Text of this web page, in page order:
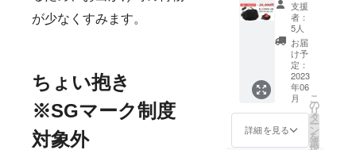
が少なくすみます。
ちょい抱き
※SGマーク制度
対象外
が確定
となり
ます。
そのた
め、期
間終了
時の
メー
カー側
の生産
状況に
さい。
備考欄
に当プ
ロジェ
クトに
ついて
知った
きっか
けを教
ただけ
ン、ベ
ルトク
リップ
※プロ
ジェク
ト掲載
画像は
サンプ
ルとな
す。商
品は量
面ポ
ケッ
ト、背
面ポ
ケッ
ト、持
ち手
×1、ウ
エスト
×1、背
当て
重量：
約640g
■仕様
メイン
ポケッ
ト×1、
メッ
シュポ
ケット
×1、固
定収納
ン ■サ
イズ
（約）
タテ：
前面
190、背
面220 ×
最大幅
470 ×
マチ
100（m
こモデ
ル＋
（ぷら
す）SG
基準適
合 1点
■予定販
売価格
21,780
円
→20,00
支援
者：
5人
お届
け予
定：
2023
年06
月
詳細を見る
こ
の
リ
タ
ー
ン
を
選